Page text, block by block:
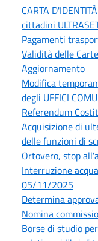
CARTA
cittadini
Pagamenti
Validità delle
Aggiornamento
Modifica
degli UFFICI
Referendum
Acquisizione di
delle funzioni di
Ortovero, stop
Interruzione
05/11/2025
Determina
Nomina
Borse di studio